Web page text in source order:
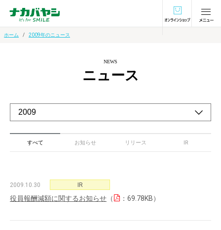
オンラインショ
ホーム 2009年のニュース
NEWS
ニュース
すべて お知らせ リリース IR
2009.10.30 IR
役員報酬減額に関するお知らせ （ ：69.78KB）